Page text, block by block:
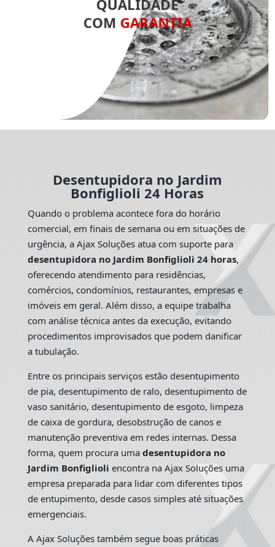
QUALIDADE
COM GARANTIA
Desentupidora no Jardim
Bonfiglioli 24 Horas
Quando o problema acontece fora do horário
comercial, em finais de semana ou em situações de
urgência, a Ajax Soluções atua com suporte para
desentupidora no Jardim Bonfiglioli 24 horas,
oferecendo atendimento para residências,
comércios, condomínios, restaurantes, empresas e
imóveis em geral. Além disso, a equipe trabalha
com análise técnica antes da execução, evitando
procedimentos improvisados que podem danificar
a tubulação.
Entre os principais serviços estão desentupimento
de pia, desentupimento de ralo, desentupimento de
vaso sanitário, desentupimento de esgoto, limpeza
de caixa de gordura, desobstrução de canos e
manutenção preventiva em redes internas. Dessa
forma, quem procura uma desentupidora no
Jardim Bonfiglioli encontra na Ajax Soluções uma
empresa preparada para lidar com diferentes tipos
de entupimento, desde casos simples até situações
emergenciais.
A Ajax Soluções também segue boas práticas